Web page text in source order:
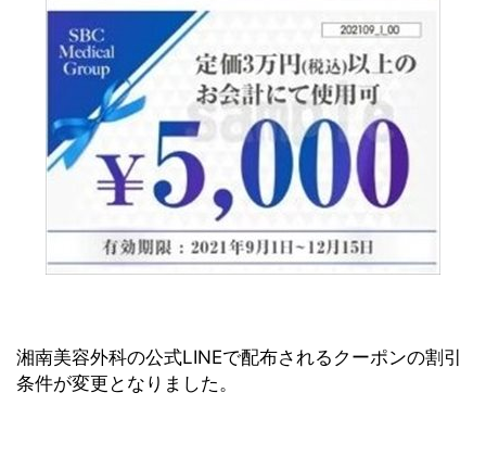
湘南美容外科の公式LINEで配布されるクーポンの割引
条件が変更となりました。